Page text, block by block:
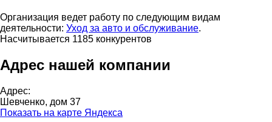
Организация ведет работу по следующим видам
деятельности: Уход за авто и обслуживание.
Насчитывается 1185 конкурентов
Адрес нашей компании
Адрес:
Шевченко, дом 37
Показать на карте Яндекса